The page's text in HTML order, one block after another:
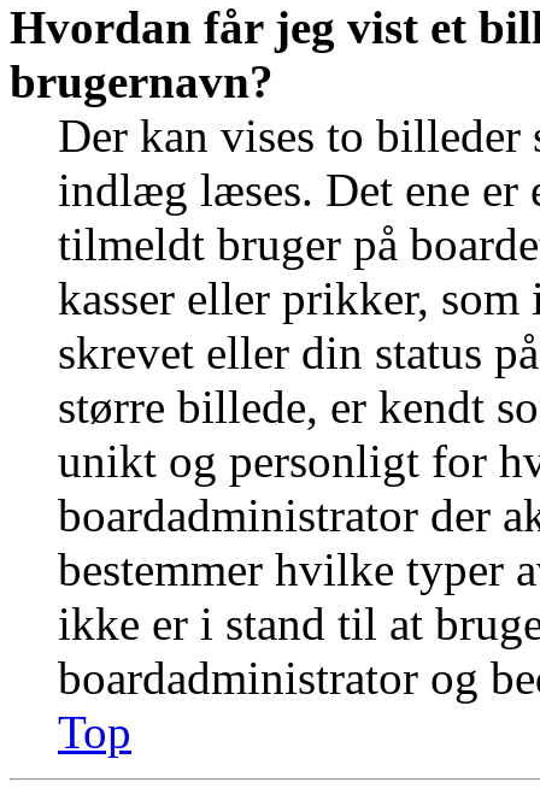
Hvordan får jeg vist et
brugernavn?
Der kan vises to billeder
indlæg læses. Det ene
tilmeldt bruger på
kasser eller prikker,
skrevet eller din status
større billede, er kendt
unikt og personligt for
boardadministrator der
bestemmer hvilke typer
ikke er i stand til at
boardadministrator og
Top